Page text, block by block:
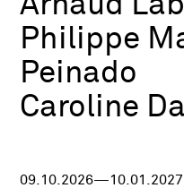
Philippe
Peinado
Caroline
09.10.2026—10.01.2027